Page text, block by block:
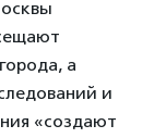
а
и
«создают